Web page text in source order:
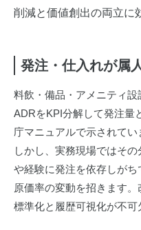
削減と価値創出の両立に
発注・仕入れが属
料飲・備品・アメニティ
ADRをKPI分解して発注量
庁マニュアルで示されてい
しかし、実務現場ではそ
や経験に発注を依存しが
原価率の変動を招きます
標準化と履歴可視化が不可